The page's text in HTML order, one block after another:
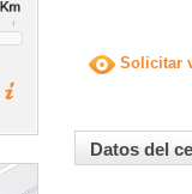
Solicitar
Datos del